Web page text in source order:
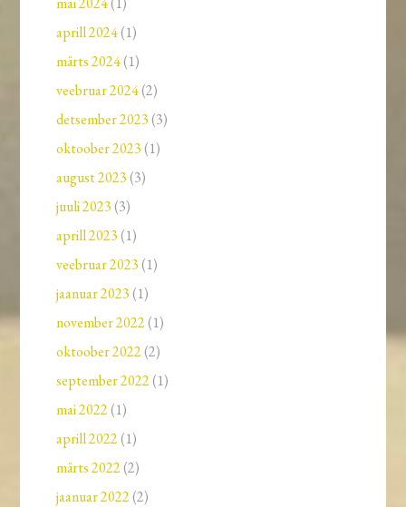
aprill 2024(1)
märts 2024(1)
veebruar 2024(2)
detsember 2023 (3)
oktoober 2023 (1)
august 2023 (3)
juuli 2023 (3)
aprill 2023 (1)
veebruar 2023 (1)
jaanuar 2023 (1)
november 2022 (1)
oktoober 2022 (2)
september 2022 (1)
mai 2022 (1)
aprill 2022 (1)
märts 2022 (2)
jaanuar 2022 (2)